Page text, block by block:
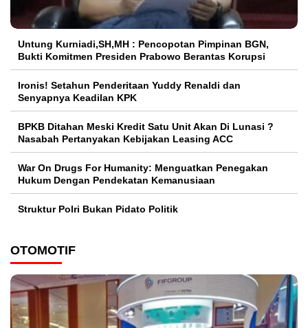
Untung Kurniadi,SH,MH : Pencopotan Pimpinan BGN,
Bukti Komitmen Presiden Prabowo Berantas Korupsi
Ironis! Setahun Penderitaan Yuddy Renaldi dan
Senyapnya Keadilan KPK
BPKB Ditahan Meski Kredit Satu Unit Akan Di Lunasi ?
Nasabah Pertanyakan Kebijakan Leasing ACC
War On Drugs For Humanity: Menguatkan Penegakan
Hukum Dengan Pendekatan Kemanusiaan
Struktur Polri Bukan Pidato Politik
OTOMOTIF